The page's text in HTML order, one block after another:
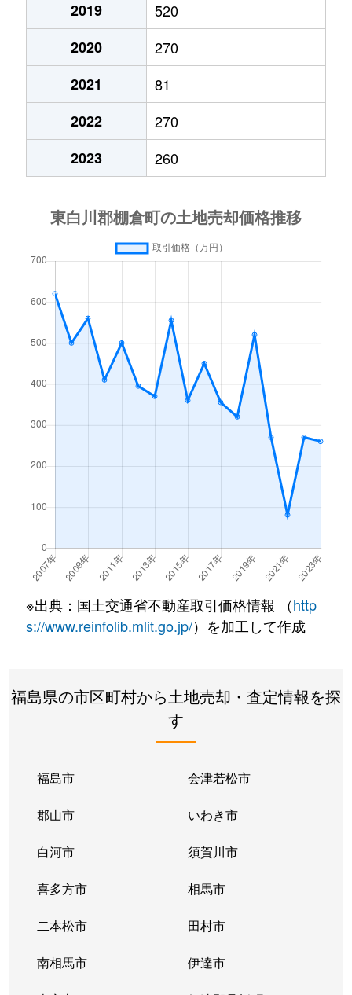
2019
520
2020
270
2021
81
2022
270
2023
260
※出典：国土交通省不動産取引価格情報 （http
s://www.reinfolib.mlit.go.jp/）を加工して作成
福島県の市区町村から土地売却・査定情報を探
す
福島市 会津若松市
郡山市 いわき市
白河市 須賀川市
喜多方市 相馬市
二本松市 田村市
南相馬市 伊達市